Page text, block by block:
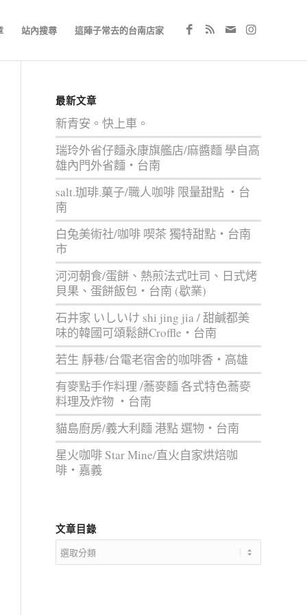
站內搜尋 這陣子常去的台南店家
最新文章
新青安。快上車。
瑞玲外省仔麵永康旗艦店/麻醬麵 學自高
雄內門外省麵‧台南
salt.珈琲.菓子/職人咖啡 限量甜點 ‧台
南
白兔美術社/咖啡 喫茶 獨特甜點‧台南
市
河河朝食/蛋餅、熱煎法式吐司、日式烤
貝果、蛋餅飯包‧台南 (歇業)
石井家 いしいけ shi jing jia / 甜鹹都美
味的韓國可頌鬆餅Croffle‧台南
若生 靜巷/台電老宿舍的咖啡香‧高雄
有麥點手作料理 /蕎麥麵 各式特色蕎麥
料理及炸物 ‧台南
貓島廚房/義大利麵 港點 選物‧台南
星火咖啡 Star Mine/直火自家烘焙咖
啡‧嘉義
文章目錄
文
章